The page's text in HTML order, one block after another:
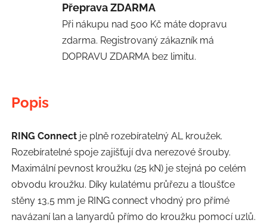
Přeprava ZDARMA
Při nákupu nad 500 Kč máte dopravu
zdarma. Registrovaný zákazník má
DOPRAVU ZDARMA bez limitu.
Popis
RING Connect je plně rozebíratelný AL kroužek.
Rozebíratelné spoje zajišťují dva nerezové šrouby.
Maximální pevnost kroužku (25 kN) je stejná po celém
obvodu kroužku. Díky kulatému průřezu a tloušťce
stěny 13,5 mm je RING connect vhodný pro přímé
navázaní lan a lanyardů přímo do kroužku pomocí uzlů.